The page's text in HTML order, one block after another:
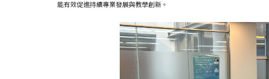
能有效促進持續專業發展與教學創新。